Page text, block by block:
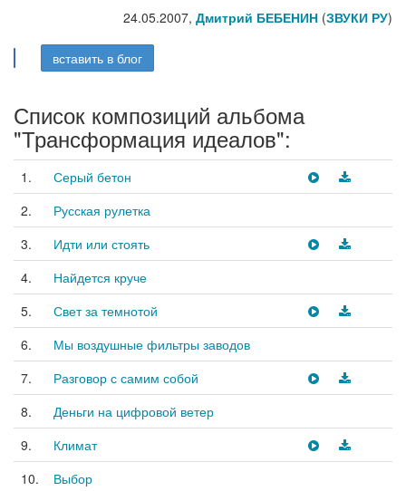
24.05.2007, Дмитрий БЕБЕНИН (ЗВУКИ РУ)
вставить в блог
Список композиций альбома
"Трансформация идеалов":
1.
Серый бетон
2.
Русская рулетка
3.
Идти или стоять
4.
Найдется круче
5.
Свет за темнотой
6.
Мы воздушные фильтры заводов
7.
Разговор с самим собой
8.
Деньги на цифровой ветер
9.
Климат
10.
Выбор